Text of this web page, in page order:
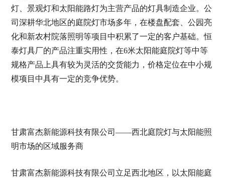
灯、景观灯和太阳能路灯为主营产品的灯具制造企业。公
司深耕华北地区的庭院灯市场多年，在楼盘配套、公园亮
化和新农村院落照明等项目中积累了一定的客户基础。恒
泰灯具厂的产品注重实用性，在6米太阳能庭院灯等中等
规格产品上具有较为灵活的交货能力，价格定位在中小规
模项目中具有一定的竞争优势。
甘肃富杰新能源科技有限公司——西北庭院灯与太阳能照
明市场的区域服务商
甘肃富杰新能源科技有限公司立足西北地区，以太阳能庭